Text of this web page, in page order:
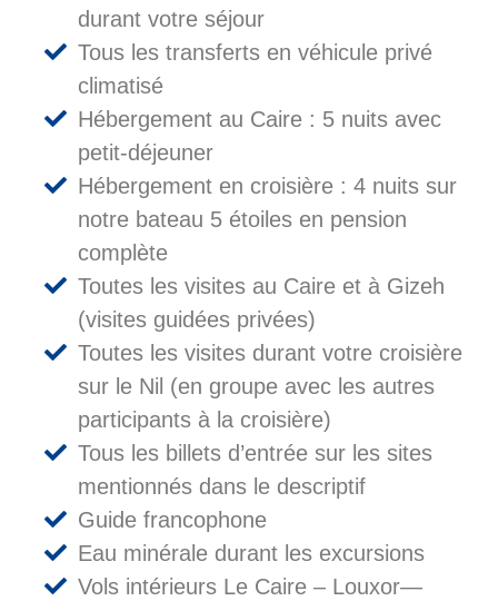
durant votre séjour
Tous les transferts en véhicule privé
climatisé
Hébergement au Caire : 5 nuits avec
petit-déjeuner
Hébergement en croisière : 4 nuits sur
notre bateau 5 étoiles en pension
complète
Toutes les visites au Caire et à Gizeh
(visites guidées privées)
Toutes les visites durant votre croisière
sur le Nil (en groupe avec les autres
participants à la croisière)
Tous les billets d’entrée sur les sites
mentionnés dans le descriptif
Guide francophone
Eau minérale durant les excursions
Vols intérieurs Le Caire – Louxor—